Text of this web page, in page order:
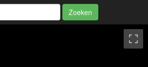
Zoeken